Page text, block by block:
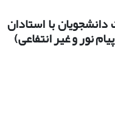
دانشجویان با استادان
نور و غیر انتفاعی)